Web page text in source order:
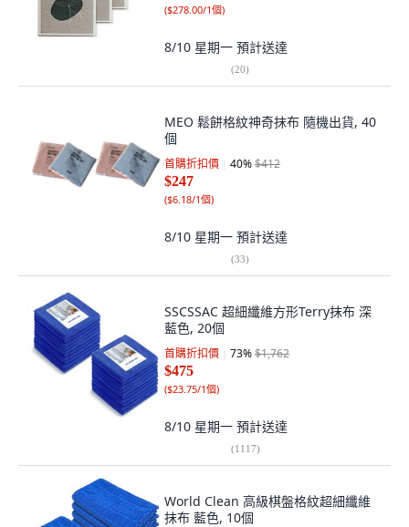
($278.00/1個)
8/10 星期一 預計送達
(20)
MEO 鬆餅格紋神奇抹布 隨機出貨, 40
個
首購折扣價 40%$412
$247
($6.18/1個)
8/10 星期一 預計送達
(33)
SSCSSAC 超細纖維方形Terry抹布 深
藍色, 20個
首購折扣價 73%$1,762
$475
($23.75/1個)
8/10 星期一 預計送達
(1117)
World Clean 高級棋盤格紋超細纖維
抹布 藍色, 10個